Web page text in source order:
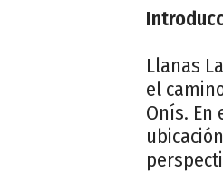
Llanas
el
Onís. En